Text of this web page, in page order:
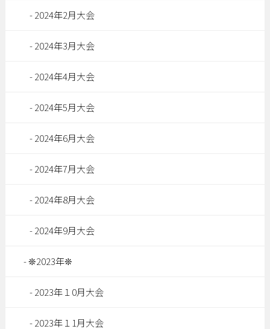
2024年2月大会
2024年3月大会
2024年4月大会
2024年5月大会
2024年6月大会
2024年7月大会
2024年8月大会
2024年9月大会
❊2023年❊
2023年１0月大会
2023年１1月大会